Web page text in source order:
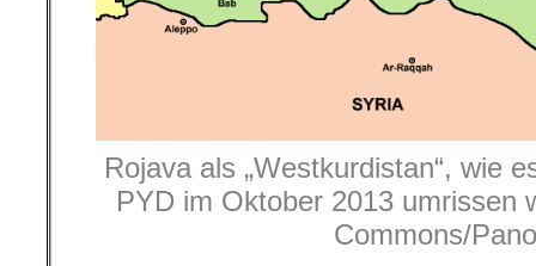
Rojava als „Westkurdistan“, wie
PYD im Oktober 2013 umrissen
Commons/